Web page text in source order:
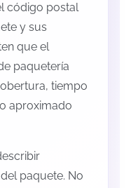
código postal
y sus
que el
paquetería
tiempo
aproximado
paquete. No